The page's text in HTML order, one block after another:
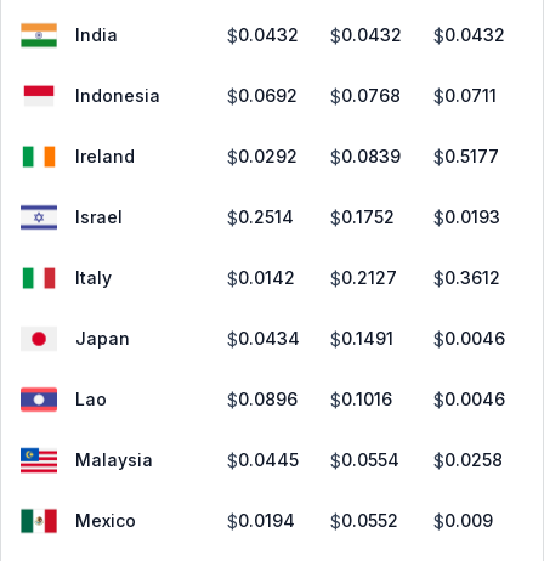
India $0.0432 $0.0432 $0.0432
Indonesia $0.0692 $0.0768 $0.0711
Ireland $0.0292 $0.0839 $0.5177
Israel $0.2514 $0.1752 $0.0193
Italy $0.0142 $0.2127 $0.3612
Japan $0.0434 $0.1491 $0.0046
Lao $0.0896 $0.1016 $0.0046
Malaysia $0.0445 $0.0554 $0.0258
Mexico $0.0194 $0.0552 $0.009